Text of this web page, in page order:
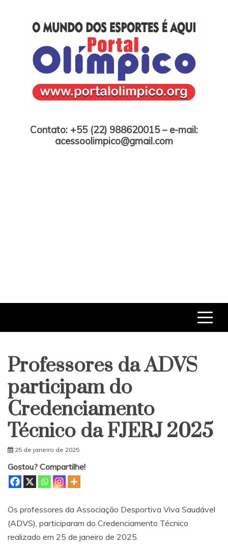
Contato: +55 (22) 988620015 – e-mail:
acessoolimpico@gmail.com
Professores da ADVS
participam do
Credenciamento
Técnico da FJERJ 2025
25 de janeiro de 2025
Gostou? Compartilhe!
Os professores da Associação Desportiva Viva Saudável
(ADVS), participaram do Credenciamento Técnico
realizado em 25 de janeiro de 2025.